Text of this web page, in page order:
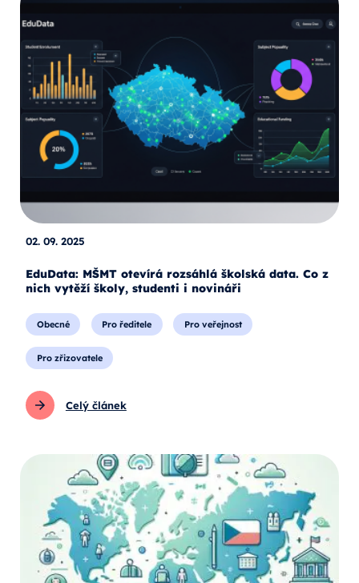
02. 09. 2025
EduData: MŠMT otevírá rozsáhlá školská data. Co z
nich vytěží školy, studenti i novináři
Obecné Pro ředitele Pro veřejnost
Pro zřizovatele
Celý článek